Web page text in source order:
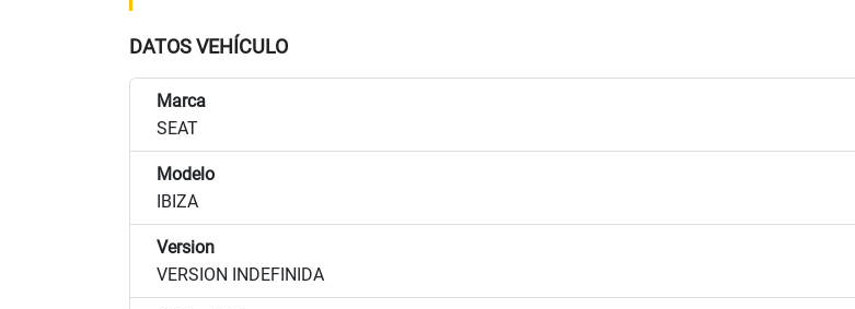
DATOS VEHÍCULO
Marca
SEAT
Modelo
IBIZA
Version
VERSION INDEFINIDA